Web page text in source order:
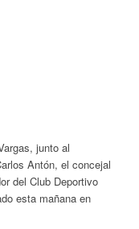
junto al
Antón, el concejal
del Club Deportivo
esta mañana en